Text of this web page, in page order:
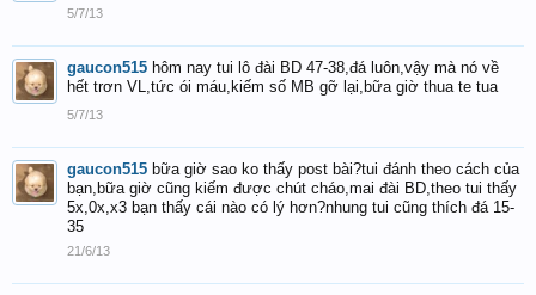
5/7/13
gaucon515 hôm nay tui lô đài BD 47-38,đá luôn,vậy mà nó về
hết trơn VL,tức ói máu,kiếm số MB gỡ lại,bữa giờ thua te tua
5/7/13
gaucon515 bữa giờ sao ko thấy post bài?tui đánh theo cách của
bạn,bữa giờ cũng kiếm được chút cháo,mai đài BD,theo tui thấy
5x,0x,x3 bạn thấy cái nào có lý hơn?nhung tui cũng thích đá 15-
35
21/6/13